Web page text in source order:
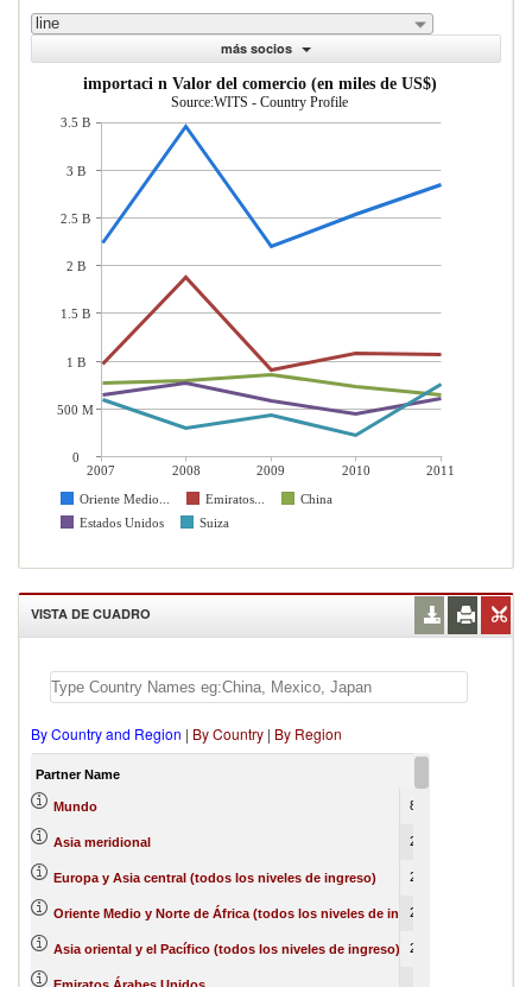
line
más socios
importaci n Valor del comercio (en miles de US$)
Source:WITS - Country Profile
2007 2008 2009 2010
2011
Oriente Medio...
Emiratos...
China
Estados Unidos
Suiza
3.5 B
3 B
2.5 B
2 B
1.5 B
1 B
500 M
0
VISTA DE CUADRO
By Country and Region | By Country | By Region
Partner Name
Mundo 8510708
Asia meridional 2630487
Europa y Asia central (todos los niveles de ingreso) 2336998
Oriente Medio y Norte de África (todos los niveles de ingreso)2243368
Asia oriental y el Pacífico (todos los niveles de ingreso) 2022706